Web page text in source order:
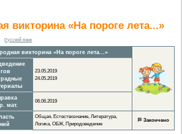
викторина «На пороге лета...»
Русский язык
викторина «На пороге лета...»
23.05.2019
24.05.2019
мат.
06.06.2019
Общая, Естествознание, Литература,
Логика, ОБЖ, Природоведение
🏁 Закончено